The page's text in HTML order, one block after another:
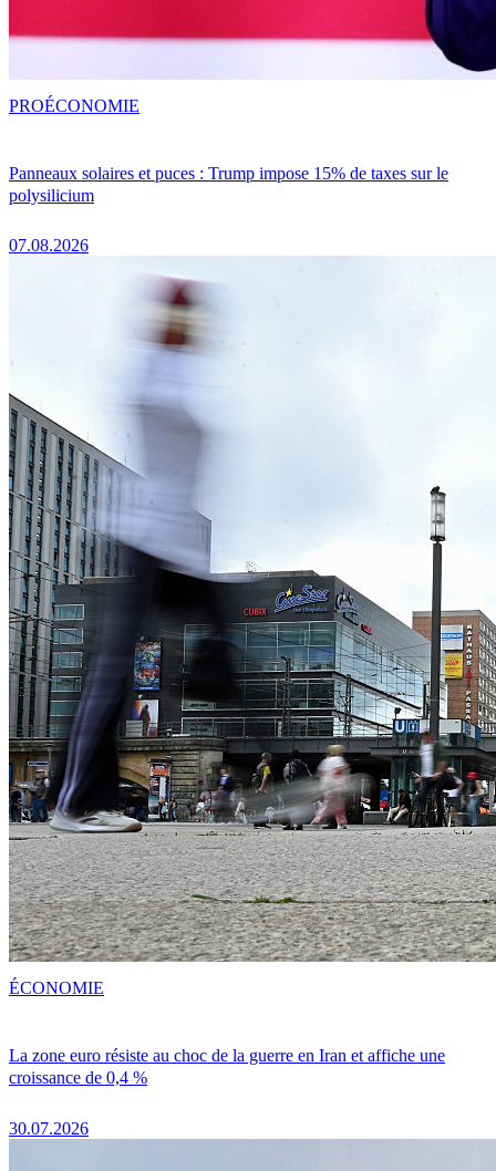
Panneaux solaires et puces : Trump impose 15% de taxes sur le
polysilicium
07.08.2026
PROÉCONOMIE
La zone euro résiste au choc de la guerre en Iran et affiche une
croissance de 0,4 %
30.07.2026
ÉCONOMIE